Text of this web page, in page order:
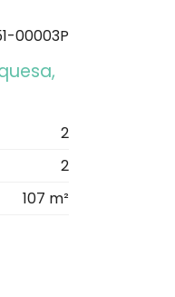
00003P
2
2
107 m²